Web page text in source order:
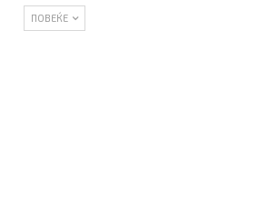
ПОВЕЌЕ